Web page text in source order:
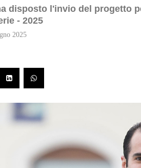
disposto l'invio del progetto
- 2025
2025